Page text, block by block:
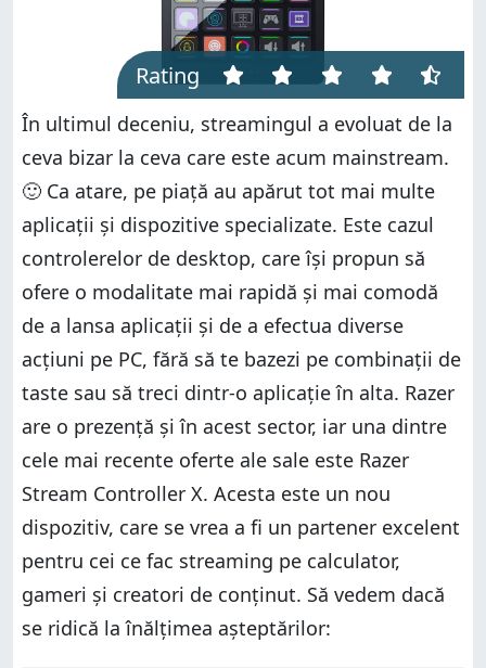
Rating
În ultimul deceniu, streamingul a evoluat de la
ceva bizar la ceva care este acum mainstream.
🙂 Ca atare, pe piață au apărut tot mai multe
aplicații și dispozitive specializate. Este cazul
controlerelor de desktop, care își propun să
ofere o modalitate mai rapidă și mai comodă
de a lansa aplicații și de a efectua diverse
acțiuni pe PC, fără să te bazezi pe combinații de
taste sau să treci dintr-o aplicație în alta. Razer
are o prezență și în acest sector, iar una dintre
cele mai recente oferte ale sale este Razer
Stream Controller X. Acesta este un nou
dispozitiv, care se vrea a fi un partener excelent
pentru cei ce fac streaming pe calculator,
gameri și creatori de conținut. Să vedem dacă
se ridică la înălțimea așteptărilor: